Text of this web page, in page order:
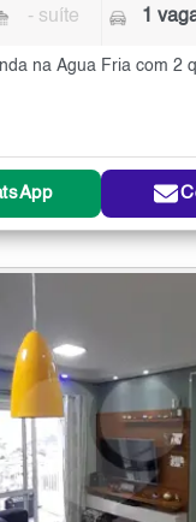
- suíte 1
na Água Fria com 2